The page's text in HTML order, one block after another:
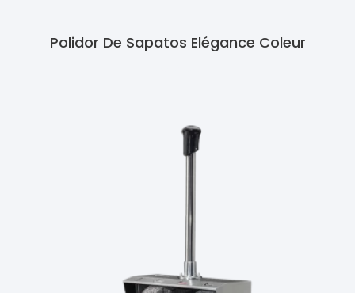
Polidor De Sapatos Elégance Coleur